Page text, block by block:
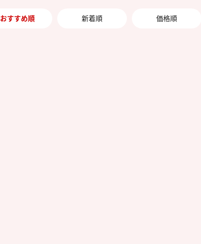
おすすめ順 新着順 価格順